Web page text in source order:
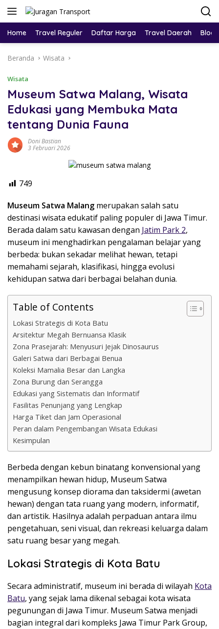
Home Travel Reguler Daftar Harga Travel Daerah Blog
Beranda Wisata
Wisata
Museum Satwa Malang, Wisata
Edukasi yang Membuka Mata
tentang Dunia Fauna
Doni Bastian
3 Februari 2026
749
Museum Satwa Malang merupakan salah satu
destinasi wisata edukatif paling populer di Jawa Timur.
Berada dalam satu kawasan dengan Jatim Park 2,
museum ini menghadirkan pengalaman belajar yang
berbeda: bukan sekadar melihat hewan, tetapi
memahami sejarah, klasifikasi, hingga evolusi
kehidupan satwa dari berbagai belahan dunia.
Table of Contents
Lokasi Strategis di Kota Batu
Arsitektur Megah Bernuansa Klasik
Zona Prasejarah: Menyusuri Jejak Dinosaurus
Galeri Satwa dari Berbagai Benua
Koleksi Mamalia Besar dan Langka
Zona Burung dan Serangga
Edukasi yang Sistematis dan Informatif
Fasilitas Penunjang yang Lengkap
Harga Tiket dan Jam Operasional
Peran dalam Pengembangan Wisata Edukasi
Kesimpulan
Berbeda dengan kebun binatang konvensional yang
menampilkan hewan hidup, Museum Satwa
mengusung konsep diorama dan taksidermi (awetan
hewan) dengan tata ruang yang modern, informatif,
dan artistik. Hasilnya adalah perpaduan antara ilmu
pengetahuan, seni visual, dan rekreasi keluarga dalam
satu ruang besar yang megah.
Lokasi Strategis di Kota Batu
Secara administratif, museum ini berada di wilayah Kota
Batu, yang sejak lama dikenal sebagai kota wisata
pegunungan di Jawa Timur. Museum Satwa menjadi
bagian integral dari kompleks Jawa Timur Park Group,